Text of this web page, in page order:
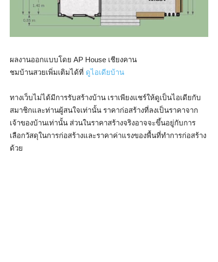
ผลงานออกแบบโดย AP House เชียงคาน
ชมบ้านสวยเพิ่มเติมได้ที่ ดูไอเดียบ้าน
ทางเว็บไม่ได้มีการรับสร้างบ้าน เราเพียงแชร์ให้ดูเป็นไอเดียกับ
สมาชิกและท่านผู้สนใจเท่านั้น ราคาก่อสร้างที่ลงเป็นราคาจาก
เจ้าของบ้านเท่านั้น ส่วนในราคาสร้างจริงอาจจะขึ้นอยู่กับการ
เลือกวัสดุในการก่อสร้างและราคาค่าแรงของพื้นที่ทำการก่อสร้าง
ด้วย